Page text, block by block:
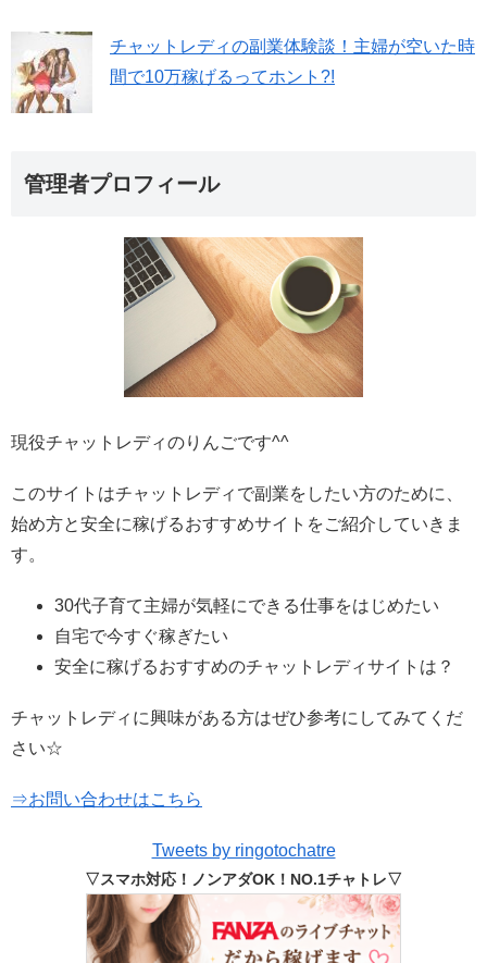
チャットレディの副業体験談！主婦が空いた時
間で10万稼げるってホント?!
管理者プロフィール
現役チャットレディのりんごです^^
このサイトはチャットレディで副業をしたい方のために、
始め方と安全に稼げるおすすめサイトをご紹介していきま
す。
30代子育て主婦が気軽にできる仕事をはじめたい
自宅で今すぐ稼ぎたい
安全に稼げるおすすめのチャットレディサイトは？
チャットレディに興味がある方はぜひ参考にしてみてくだ
さい☆
⇒お問い合わせはこちら
Tweets by ringotochatre
▽スマホ対応！ノンアダOK！NO.1チャトレ▽